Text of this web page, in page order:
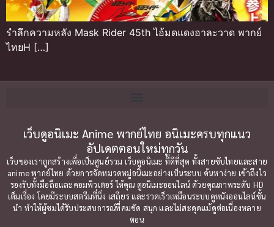
รำลึกความหลัง Mask Rider 45th ไอ้มดแดงอาละวาด พากย์
ไทยH […]
เว็บดูอนิเมะ Anime พากย์ไทย อนิเมะครบทุกแนว
อัปเดตตอนใหม่ทุกวัน
เว็บของเราถูกสร้างเพื่อเป็นศูนย์รวม เว็บดูอนิเมะ ที่ดีที่สุด ทั้งสายซับไทยและสาย
anime พากย์ไทย ด้วยการจัดหมวดหมู่อนิเมะอย่างเป็นระบบ ค้นหาง่าย เข้าถึงไว
รองรับทั้งมือถือและคอมพิวเตอร์ ให้คุณ ดูอนิเมะออนไลน์ ด้วยคุณภาพระดับ HD
เต็มเรื่อง โดยมีระบบสตรีมที่นิ่ง เสถียร และรวดเร็วเหมือนระบบดูหนังออนไลน์ชั้น
นำ ทำให้ผู้ชมได้รับประสบการณ์ที่คมชัด สนุก และไม่สะดุดแม้ดูต่อเนื่องหลาย
ตอน